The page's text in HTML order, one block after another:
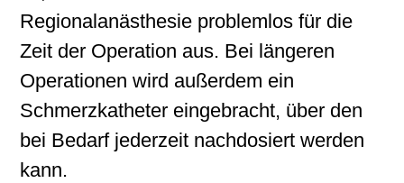
Regionalanästhesie problemlos für die
Zeit der Operation aus. Bei längeren
Operationen wird außerdem ein
Schmerzkatheter eingebracht, über den
bei Bedarf jederzeit nachdosiert werden
kann.